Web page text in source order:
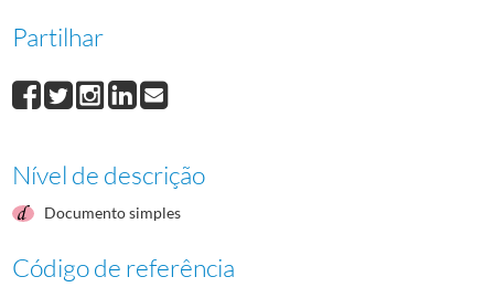
Partilhar
Nível de descrição
Documento simples
Código de referência